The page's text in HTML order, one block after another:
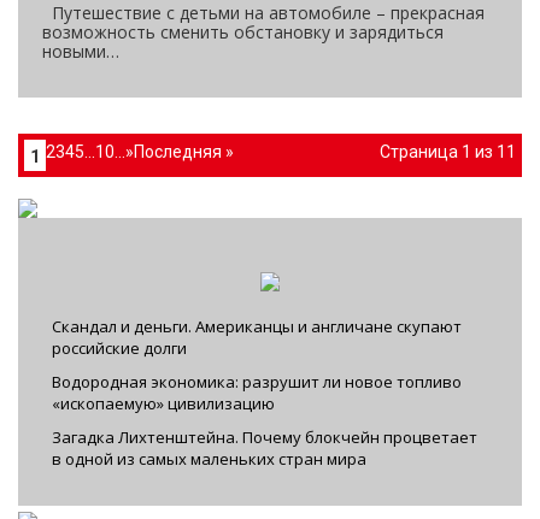
Путешествие с детьми на автомобиле – прекрасная
возможность сменить обстановку и зарядиться
новыми…
Страница 1 из 11
1 2345 10 »Последняя »
Скандал и деньги. Американцы и англичане скупают
российские долги
Водородная экономика: разрушит ли новое топливо
«ископаемую» цивилизацию
Загадка Лихтенштейна. Почему блокчейн процветает
в одной из самых маленьких стран мира